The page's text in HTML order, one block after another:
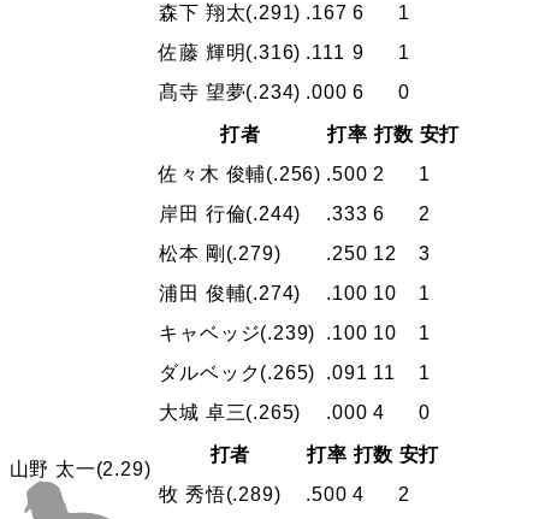
山野 太一(2.29)
森下 翔太(.291) .167 6
1
佐藤 輝明(.316) .111 9
1
髙寺 望夢(.234) .000 6 0
打者 打率 打数 安打
佐々木 俊輔(.256) .500 2
1
岸田 行倫(.244) .333 6
2
松本 剛 (.279) .250 12
3
浦田 俊輔(.274) .100 10
1
キャベッジ(.239) .100 10
1
ダルベック(.265) .091 11
1
大城 卓三(.265) .000 4 0
打者 打率 打数 安打
牧 秀悟(.289) .500 4
2